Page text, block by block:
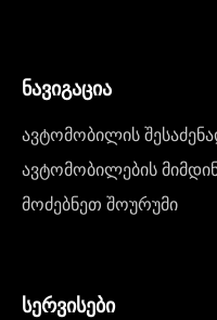
ნავიგაცია
ავტომობილის
ავტომობილების
მოძებნეთ შოურუმი
სერვისები